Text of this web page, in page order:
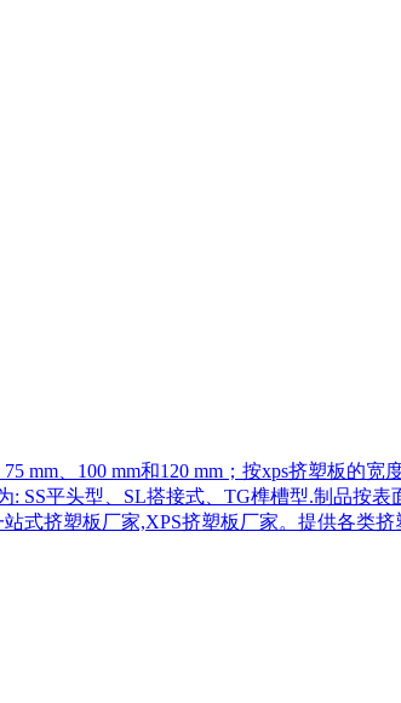
mm、100 mm和120 mm；按xps挤塑板的宽
: SS平头型、SL搭接式、TG榫槽型.制品
挤塑板厂家,XPS挤塑板厂家。提供各类